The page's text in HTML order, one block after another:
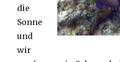
die
Sonne
und
wir